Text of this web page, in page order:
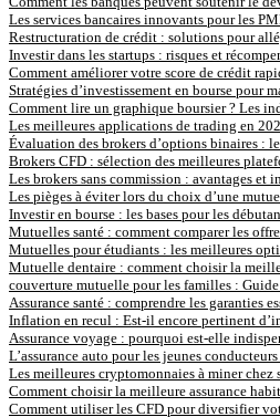
Les services bancaires innovants pour les
Restructuration de crédit : solutions pour
Investir dans les startups : risques et
Comment améliorer votre score de crédit
Stratégies d’investissement en bourse pour
Comment lire un graphique boursier ? Les
Les meilleures applications de trading en
Évaluation des brokers d’options binaires :
Brokers CFD : sélection des meilleures
Les brokers sans commission : avantages et
Les pièges à éviter lors du choix d’une
Investir en bourse : les bases pour les
Mutuelles santé : comment comparer les
Mutuelles pour étudiants : les meilleures
Mutuelle dentaire : comment choisir la
couverture mutuelle pour les familles : Guide
Assurance santé : comprendre les garanties
Inflation en recul : Est-il encore pertinent
Assurance voyage : pourquoi est-elle
L’assurance auto pour les jeunes
Les meilleures cryptomonnaies à miner chez
Comment choisir la meilleure assurance
Comment utiliser les CFD pour diversifier